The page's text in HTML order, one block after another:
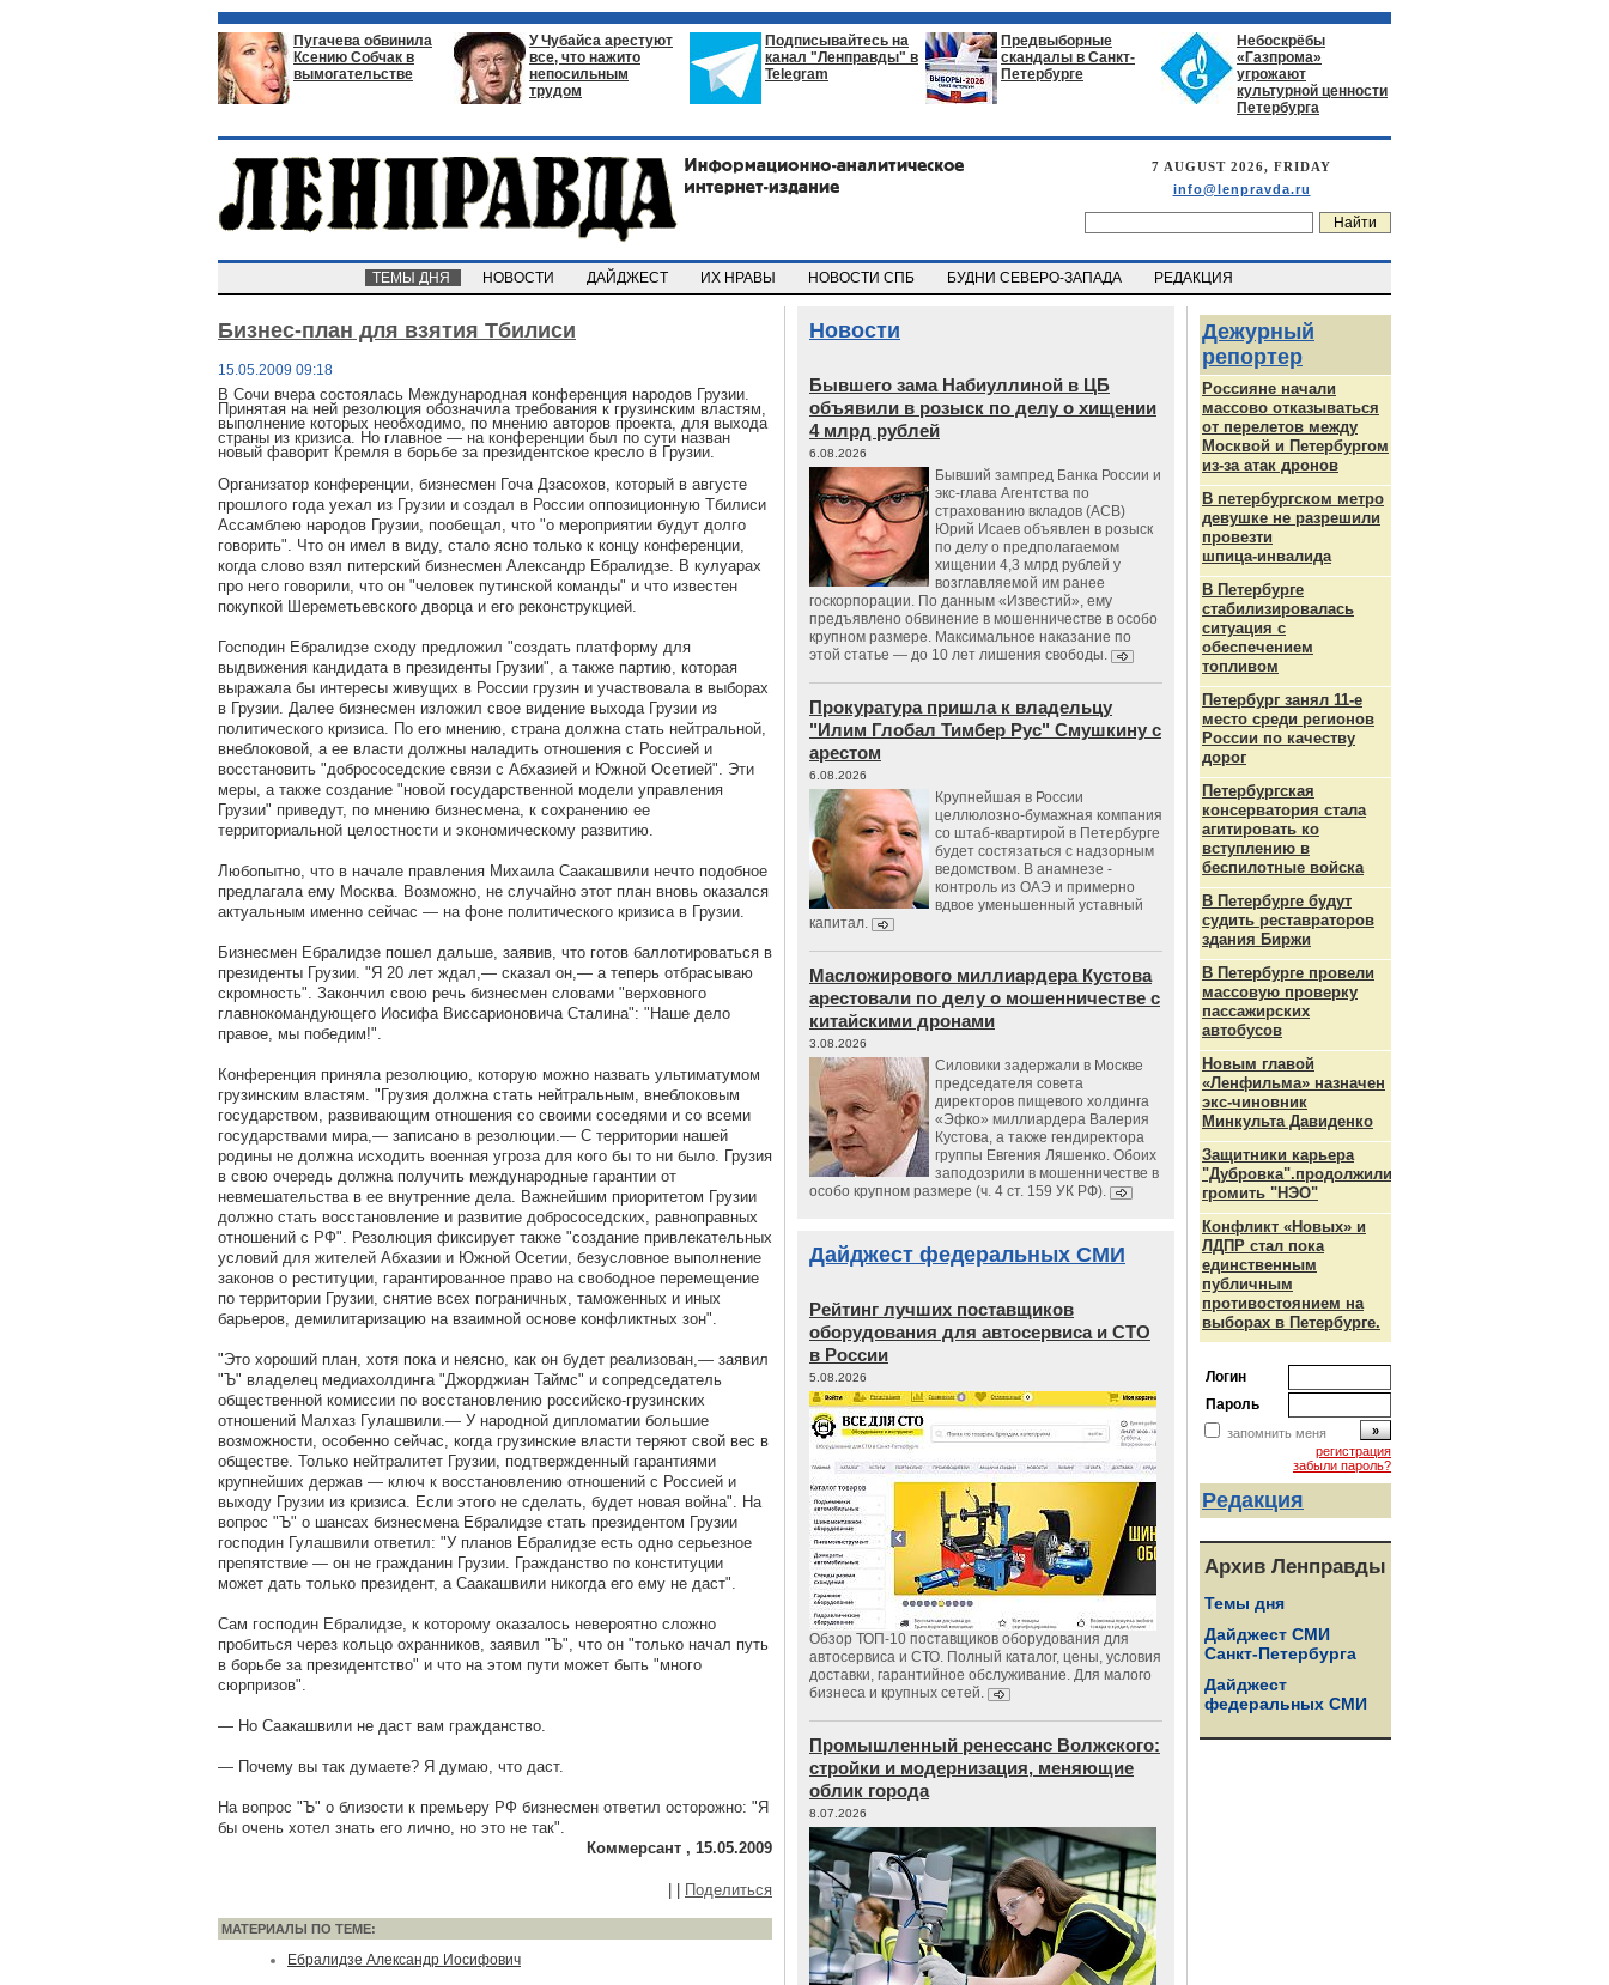
Пугачева обвинила
Ксению Собчак в
вымогательстве
У Чубайса арестуют
все, что нажито
непосильным
трудом
Подписывайтесь на
канал "Ленправды" в
Telegram
Предвыборные
скандалы в Санкт-
Петербурге
Небоскрёбы
«Газпрома»
угрожают
культурной ценности
Петербурга
7 AUGUST 2026, FRIDAY
info@lenpravda.ru
ТЕМЫ ДНЯ НОВОСТИ ДАЙДЖЕСТ ИХ НРАВЫ НОВОСТИ СПБ БУДНИ СЕВЕРО-ЗАПАДА РЕДАКЦИЯ
Бизнес-план для взятия Тбилиси
15.05.2009 09:18
В Сочи вчера состоялась Международная конференция народов Грузии.
Принятая на ней резолюция обозначила требования к грузинским властям,
выполнение которых необходимо, по мнению авторов проекта, для выхода
страны из кризиса. Но главное — на конференции был по сути назван
новый фаворит Кремля в борьбе за президентское кресло в Грузии.
Организатор конференции, бизнесмен Гоча Дзасохов, который в августе
прошлого года уехал из Грузии и создал в России оппозиционную Тбилиси
Ассамблею народов Грузии, пообещал, что "о мероприятии будут долго
говорить". Что он имел в виду, стало ясно только к концу конференции,
когда слово взял питерский бизнесмен Александр Ебралидзе. В кулуарах
про него говорили, что он "человек путинской команды" и что известен
покупкой Шереметьевского дворца и его реконструкцией.
Господин Ебралидзе сходу предложил "создать платформу для
выдвижения кандидата в президенты Грузии", а также партию, которая
выражала бы интересы живущих в России грузин и участвовала в выборах
в Грузии. Далее бизнесмен изложил свое видение выхода Грузии из
политического кризиса. По его мнению, страна должна стать нейтральной,
внеблоковой, а ее власти должны наладить отношения с Россией и
восстановить "добрососедские связи с Абхазией и Южной Осетией". Эти
меры, а также создание "новой государственной модели управления
Грузии" приведут, по мнению бизнесмена, к сохранению ее
территориальной целостности и экономическому развитию.
Любопытно, что в начале правления Михаила Саакашвили нечто подобное
предлагала ему Москва. Возможно, не случайно этот план вновь оказался
актуальным именно сейчас — на фоне политического кризиса в Грузии.
Бизнесмен Ебралидзе пошел дальше, заявив, что готов баллотироваться в
президенты Грузии. "Я 20 лет ждал,— сказал он,— а теперь отбрасываю
скромность". Закончил свою речь бизнесмен словами "верховного
главнокомандующего Иосифа Виссарионовича Сталина": "Наше дело
правое, мы победим!".
Конференция приняла резолюцию, которую можно назвать ультиматумом
грузинским властям. "Грузия должна стать нейтральным, внеблоковым
государством, развивающим отношения со своими соседями и со всеми
государствами мира,— записано в резолюции.— С территории нашей
родины не должна исходить военная угроза для кого бы то ни было. Грузия
в свою очередь должна получить международные гарантии от
невмешательства в ее внутренние дела. Важнейшим приоритетом Грузии
должно стать восстановление и развитие добрососедских, равноправных
отношений с РФ". Резолюция фиксирует также "создание привлекательных
условий для жителей Абхазии и Южной Осетии, безусловное выполнение
законов о реституции, гарантированное право на свободное перемещение
по территории Грузии, снятие всех пограничных, таможенных и иных
барьеров, демилитаризацию на взаимной основе конфликтных зон".
"Это хороший план, хотя пока и неясно, как он будет реализован,— заявил
"Ъ" владелец медиахолдинга "Джорджиан Таймс" и сопредседатель
общественной комиссии по восстановлению российско-грузинских
отношений Малхаз Гулашвили.— У народной дипломатии большие
возможности, особенно сейчас, когда грузинские власти теряют свой вес в
обществе. Только нейтралитет Грузии, подтвержденный гарантиями
крупнейших держав — ключ к восстановлению отношений с Россией и
выходу Грузии из кризиса. Если этого не сделать, будет новая война". На
вопрос "Ъ" о шансах бизнесмена Ебралидзе стать президентом Грузии
господин Гулашвили ответил: "У планов Ебралидзе есть одно серьезное
препятствие — он не гражданин Грузии. Гражданство по конституции
может дать только президент, а Саакашвили никогда его ему не даст".
Сам господин Ебралидзе, к которому оказалось невероятно сложно
пробиться через кольцо охранников, заявил "Ъ", что он "только начал путь
в борьбе за президентство" и что на этом пути может быть "много
сюрпризов".
— Но Саакашвили не даст вам гражданство.
— Почему вы так думаете? Я думаю, что даст.
На вопрос "Ъ" о близости к премьеру РФ бизнесмен ответил осторожно: "Я
бы очень хотел знать его лично, но это не так".
Коммерсант , 15.05.2009
Поделиться
МАТЕРИАЛЫ ПО ТЕМЕ:
Ебралидзе Александр Иосифович
Новости
Бывшего зама Набиуллиной в ЦБ
объявили в розыск по делу о хищении
4 млрд рублей
6.08.2026
Бывший зампред Банка России и
экс-глава Агентства по
страхованию вкладов (АСВ)
Юрий Исаев объявлен в розыск
по делу о предполагаемом
хищении 4,3 млрд рублей у
возглавляемой им ранее
госкорпорации. По данным «Известий», ему
предъявлено обвинение в мошенничестве в особо
крупном размере. Максимальное наказание по
этой статье — до 10 лет лишения свободы.
Прокуратура пришла к владельцу
"Илим Глобал Тимбер Рус" Смушкину с
арестом
6.08.2026
Крупнейшая в России
целлюлозно-бумажная компания
со штаб-квартирой в Петербурге
будет состязаться с надзорным
ведомством. В анамнезе -
контроль из ОАЭ и примерно
вдвое уменьшенный уставный
капитал.
Масложирового миллиардера Кустова
арестовали по делу о мошенничестве с
китайскими дронами
3.08.2026
Силовики задержали в Москве
председателя совета
директоров пищевого холдинга
«Эфко» миллиардера Валерия
Кустова, а также гендиректора
группы Евгения Ляшенко. Обоих
заподозрили в мошенничестве в
особо крупном размере (ч. 4 ст. 159 УК РФ).
Дайджест федеральных СМИ
Рейтинг лучших поставщиков
оборудования для автосервиса и СТО
в России
5.08.2026
Обзор ТОП-10 поставщиков оборудования для
автосервиса и СТО. Полный каталог, цены, условия
доставки, гарантийное обслуживание. Для малого
бизнеса и крупных сетей.
Промышленный ренессанс Волжского:
стройки и модернизация, меняющие
облик города
8.07.2026
Дежурный
репортер
Россияне начали
массово отказываться
от перелетов между
Москвой и Петербургом
из-за атак дронов
В петербургском метро
девушке не разрешили
провезти
шпица‑инвалида
В Петербурге
стабилизировалась
ситуация с
обеспечением
топливом
Петербург занял 11-е
место среди регионов
России по качеству
дорог
Петербургская
консерватория стала
агитировать ко
вступлению в
беспилотные войска
В Петербурге будут
судить реставраторов
здания Биржи
В Петербурге провели
массовую проверку
пассажирских
автобусов
Новым главой
«Ленфильма» назначен
экс-чиновник
Минкульта Давиденко
Защитники карьера
"Дубровка".продолжили
громить "НЭО"
Конфликт «Новых» и
ЛДПР стал пока
единственным
публичным
противостоянием на
выборах в Петербурге.
Логин
Пароль
запомнить меня
регистрация
забыли пароль?
Редакция
Архив Ленправды
Темы дня
Дайджест СМИ
Санкт-Петербурга
Дайджест
федеральных СМИ